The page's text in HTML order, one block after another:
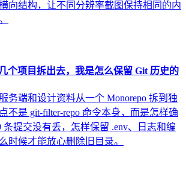
向结构，让不同分辨率截图保持相同的内
个项目拆出去，我是怎么保留 Git 历史的
务端和设计资料从一个 Monorepo 拆到独
不是 git-filter-repo 命令本身，而是怎样确
条提交没有丢，怎样保留 .env、日志和编
时候才能放心删除旧目录。